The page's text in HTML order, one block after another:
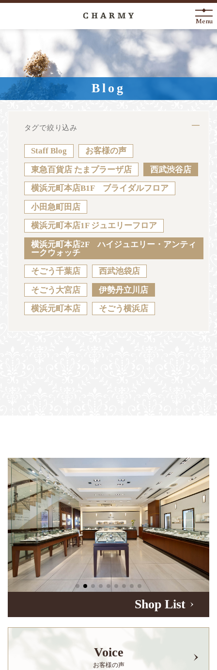
New Arrival
About
Engagement Ring
Anniversary
News Blog
Sustainability Voice Catalog
JA EN CH KO
Menu
Blog
タグで絞り込み
Staff Blog お客様の声
東急百貨店 たまプラーザ店 西武渋谷店
横浜元町本店B1F ブライダルフロア
小田急町田店
横浜元町本店1F ジュエリーフロア
横浜元町本店2F ハイジュエリー・アンティ
ークウォッチ
そごう千葉店 西武池袋店
そごう大宮店 伊勢丹立川店
横浜元町本店 そごう横浜店
Shop List
Voice
お客様の声